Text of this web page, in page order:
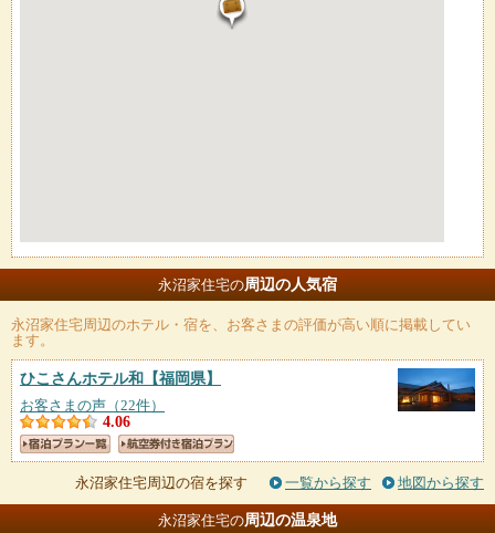
永沼家住宅の周辺の人気宿
永沼家住宅周辺のホテル・宿を、お客さまの評価が高い順に掲載してい
ます。
ひこさんホテル和 【福岡県】
お客さまの声（22件）
4.06
永沼家住宅周辺の宿を探す 一覧から探す 地図から探す
永沼家住宅の周辺の温泉地